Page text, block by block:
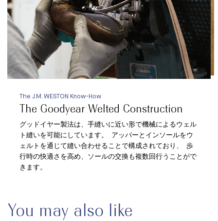
The J.M. WESTON Know-How
The Goodyear Welted Construction
グッドイヤー製法は、手縫いに近い形で機械によるウェル
ト縫いを可能にしています。 アッパーとインソールをウ
ェルトを通じて縫い合わせることで構成されており、 歩
行時の快適さを高め、ソールの交換も複数回行うことがで
きます。
You may also like